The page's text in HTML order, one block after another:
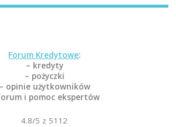
Forum Kredytowe:
– kredyty
– pożyczki
– opinie użytkowników
i pomoc ekspertów
4.8/5 z 5112